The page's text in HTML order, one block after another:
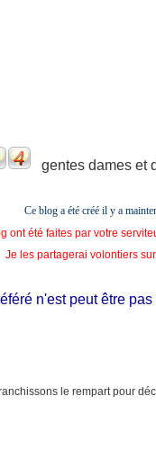
gentes dames et
Ce blog a été créé il y a
ont été faites par votre
Je les partagerai volontiers
n'est peut être pas